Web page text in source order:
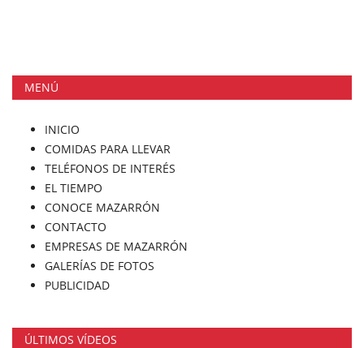
MENÚ
INICIO
COMIDAS PARA LLEVAR
TELÉFONOS DE INTERÉS
EL TIEMPO
CONOCE MAZARRÓN
CONTACTO
EMPRESAS DE MAZARRÓN
GALERÍAS DE FOTOS
PUBLICIDAD
ÚLTIMOS VÍDEOS